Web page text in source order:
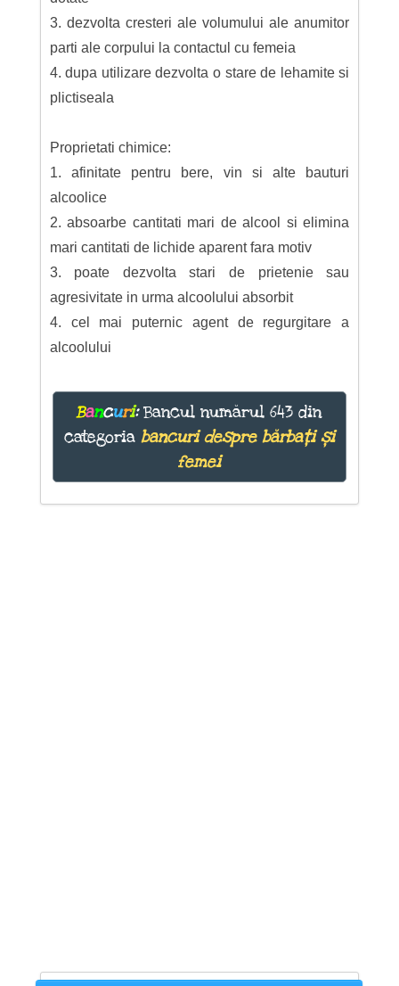
3. dezvolta cresteri ale volumului ale anumitor
parti ale corpului la contactul cu femeia
4. dupa utilizare dezvolta o stare de lehamite si
plictiseala
Proprietati chimice:
1. afinitate pentru bere, vin si alte bauturi
alcoolice
2. absoarbe cantitati mari de alcool si elimina
mari cantitati de lichide aparent fara motiv
3. poate dezvolta stari de prietenie sau
agresivitate in urma alcoolului absorbit
4. cel mai puternic agent de regurgitare a
alcoolului
Bancuri:Bancul numărul 643 din
categoria bancuri despre bărbați și
femei